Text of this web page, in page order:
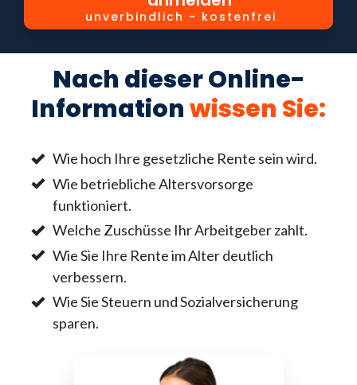
unverbindlich - kostenfrei
Nach dieser Online-
Informationwissen Sie:
Wie hoch Ihre gesetzliche Rente sein wird.
Wie betriebliche Altersvorsorge
funktioniert.
Welche Zuschüsse Ihr Arbeitgeber zahlt.
Wie Sie Ihre Rente im Alter deutlich
verbessern.
Wie Sie Steuern und Sozialversicherung
sparen.